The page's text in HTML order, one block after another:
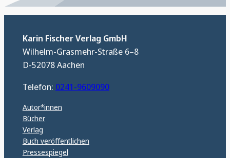
Karin Fischer Verlag GmbH
Wilhelm-Grasmehr-Straße 6–8
D-52078 Aachen
Telefon: 0241-9609090
Autor*innen
Bücher
Verlag
Buch veröffentlichen
Pressespiegel